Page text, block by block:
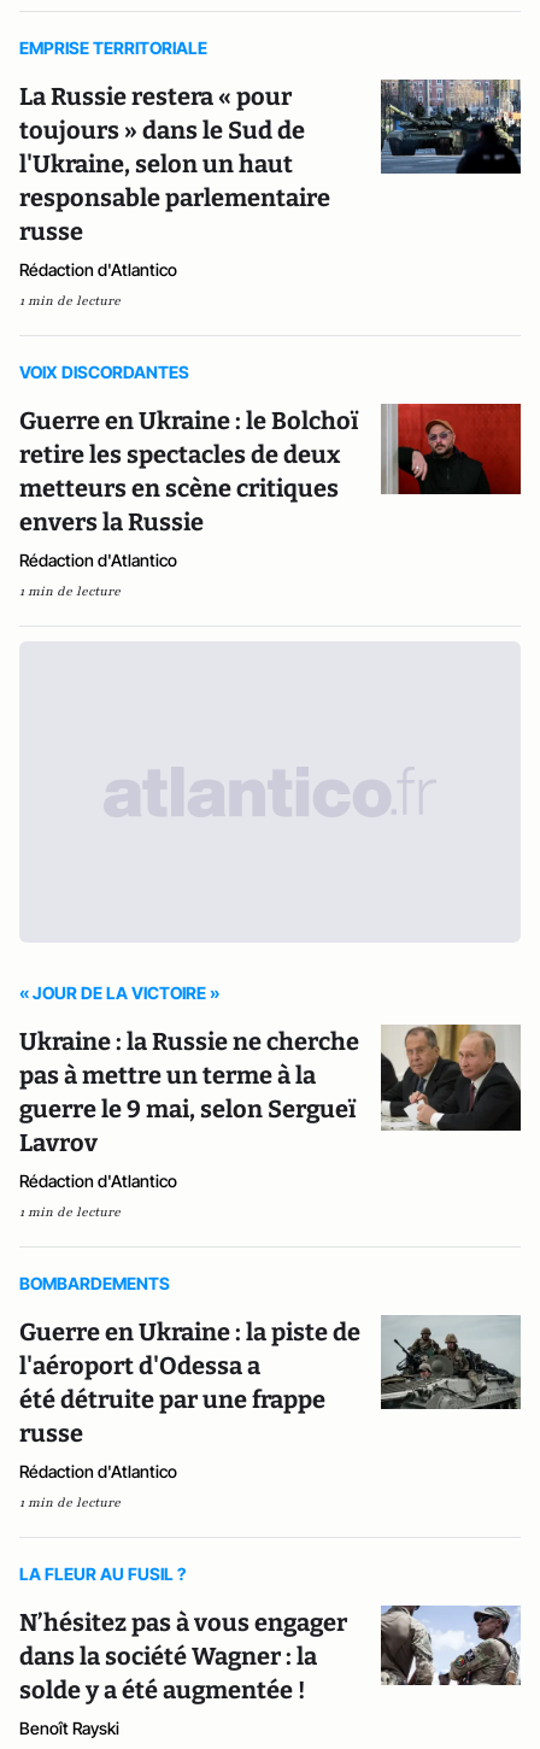
EMPRISE TERRITORIALE
La Russie restera « pour
toujours » dans le Sud de
l'Ukraine, selon un haut
responsable parlementaire
russe
Rédaction d'Atlantico
1 min de lecture
VOIX DISCORDANTES
Guerre en Ukraine : le Bolchoï
retire les spectacles de deux
metteurs en scène critiques
envers la Russie
Rédaction d'Atlantico
1 min de lecture
« JOUR DE LA VICTOIRE »
Ukraine : la Russie ne cherche
pas à mettre un terme à la
guerre le 9 mai, selon Sergueï
Lavrov
Rédaction d'Atlantico
1 min de lecture
BOMBARDEMENTS
Guerre en Ukraine : la piste de
l'aéroport d'Odessa a
été détruite par une frappe
russe
Rédaction d'Atlantico
1 min de lecture
LA FLEUR AU FUSIL ?
N’hésitez pas à vous engager
dans la société Wagner : la
solde y a été augmentée !
Benoît Rayski